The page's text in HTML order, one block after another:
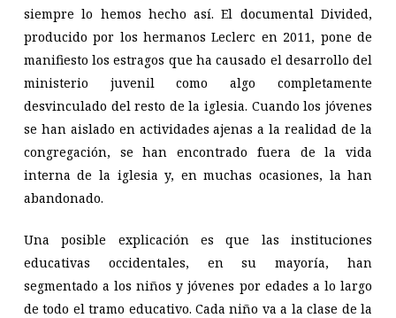
siempre lo hemos hecho así. El documental Divided,
producido por los hermanos Leclerc en 2011, pone de
manifiesto los estragos que ha causado el desarrollo del
ministerio juvenil como algo completamente
desvinculado del resto de la iglesia. Cuando los jóvenes
se han aislado en actividades ajenas a la realidad de la
congregación, se han encontrado fuera de la vida
interna de la iglesia y, en muchas ocasiones, la han
abandonado.
Una posible explicación es que las instituciones
educativas occidentales, en su mayoría, han
segmentado a los niños y jóvenes por edades a lo largo
de todo el tramo educativo. Cada niño va a la clase de la